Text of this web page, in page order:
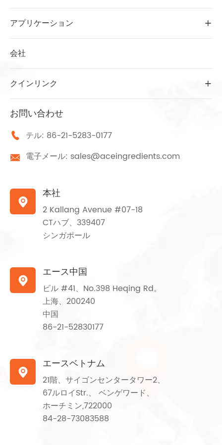
アプリケーション 
会社
クインリンク 
お問い合わせ
 テル: 86-21-5283-0177
 電子メール: sales@aceingredients.com

本社
2 Kallang Avenue #07-18
CTハブ、339407
シンガポール

エース中国
ビル #41、No.398 Heqing Rd。
上海、200240
中国
86-21-52830177

エースベトナム
21階、サイゴンセンタータワー2、
67ルロイStr.、 ベンゲワード、
ホーチミン,722000
84-28-73083588